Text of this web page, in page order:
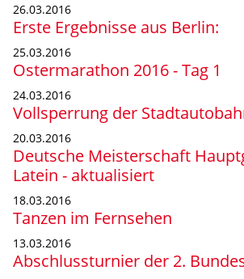
26.03.2016
Erste Ergebnisse aus Berlin:
25.03.2016
Ostermarathon 2016 - Tag 1
24.03.2016
Vollsperrung der
20.03.2016
Deutsche Meisterschaft
Latein - aktualisiert
18.03.2016
Tanzen im Fernsehen
13.03.2016
Abschlussturnier der 2.